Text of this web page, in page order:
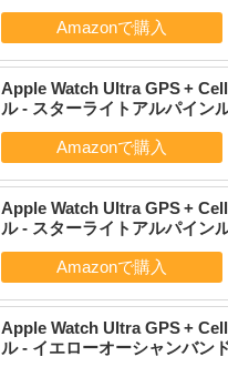
Apple Watch Ultra GPS +
ル - スターライトアルパイン
Apple Watch Ultra GPS +
ル - スターライトアルパイン
Apple Watch Ultra GPS +
ル - イエローオーシャンバン